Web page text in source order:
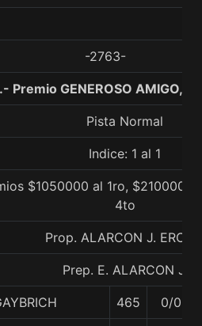
-2763-
Premio GENEROSO AMIGO,
Pista Normal
Indice: 1 al 1
$1050000 al 1ro, $210000
4to
Prop. ALARCON J.
Prep. E. ALARCON J.
465 0/0